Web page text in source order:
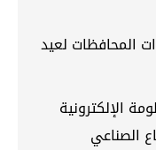
المحافظات لعيد
الإلكترونية
الصناعي